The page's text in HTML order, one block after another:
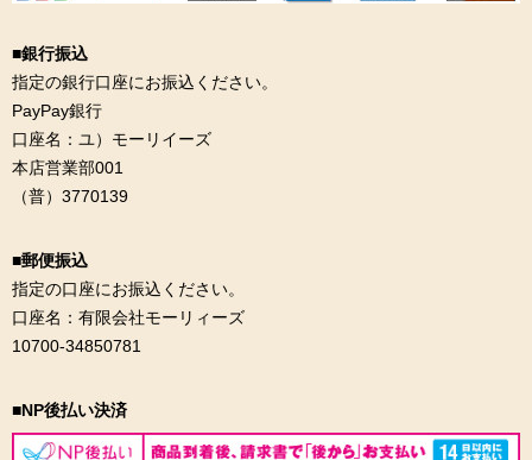
■銀行振込
指定の銀行口座にお振込ください。
PayPay銀行
口座名：ユ）モーリイーズ
本店営業部001
（普）3770139
■郵便振込
指定の口座にお振込ください。
口座名：有限会社モーリィーズ
10700-34850781
■NP後払い決済